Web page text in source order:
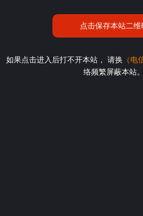
点击保存本站二维
如果点击进入后打不开本站， 请换 （电
络频繁屏蔽本站。